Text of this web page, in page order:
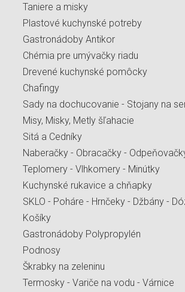
Taniere a misky
Plastové kuchynské potreby
Gastronádoby Antikor
Chémia pre umývačky riadu
Drevené kuchynské pomôcky
Chafingy
Sady na dochucovanie - Stojany na
Misy, Misky, Metly šľahacie
Sitá a Cedníky
Naberačky - Obracačky -
Teplomery - Vlhkomery - Minútky
Kuchynské rukavice a chňapky
SKLO - Poháre - Hrnčeky - Džbány -
Košíky
Gastronádoby Polypropylén
Podnosy
Škrabky na zeleninu
Termosky - Variče na vodu - Várnice